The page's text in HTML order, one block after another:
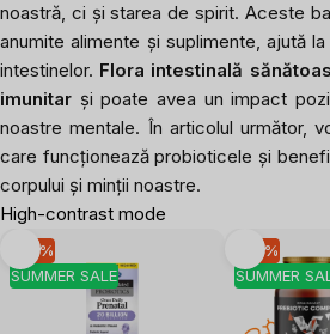
noastră, ci și starea de spirit. Aceste
anumite alimente și suplimente, ajută
intestinelor. Flora intestinală
imunitar și poate avea un impact
noastre mentale. În articolul următor,
care funcționează probioticele și
corpului și minții noastre.
High-contrast mode
SUMMER SALE
-10 %
SUMMER
-10 %